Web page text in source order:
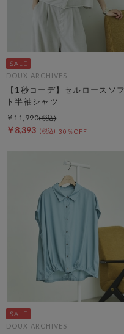
DOUX ARCHIVES
【1秒コーデ】セルロースソフ
ト半袖シャツ
￥8,393 30％OFF
￥11,990
DOUX ARCHIVES